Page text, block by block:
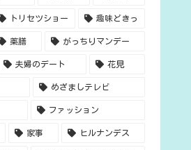
トリセツショー 趣味どきっ
薬膳 がっちりマンデー
夫婦のデート 花見
めざましテレビ
ファッション
家事 ヒルナンデス